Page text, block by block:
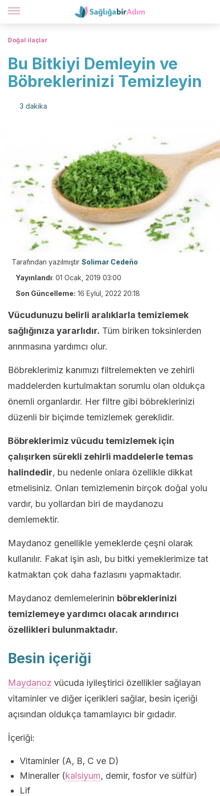
Doğal ilaçlar
Bu Bitkiyi Demleyin ve
Böbreklerinizi Temizleyin
3 dakika
Tarafından yazılmıştır Solimar Cedeño
Yayınlandı: 01 Ocak, 2019 03:00
Son Güncelleme: 16 Eylül, 2022 20:18
Vücudunuzu belirli aralıklarla temizlemek
sağlığınıza yararlıdır. Tüm biriken toksinlerden
arınmasına yardımcı olur.
Böbreklerimiz kanımızı filtrelemekten ve zehirli
maddelerden kurtulmaktan sorumlu olan oldukça
önemli organlardır. Her filtre gibi böbreklerinizi
düzenli bir biçimde temizlemek gereklidir.
Böbreklerimiz vücudu temizlemek için
çalışırken sürekli zehirli maddelerle temas
halindedir, bu nedenle onlara özellikle dikkat
etmelisiniz. Onları temizlemenin birçok doğal yolu
vardır, bu yollardan biri de maydanozu
demlemektir.
Maydanoz genellikle yemeklerde çeşni olarak
kullanılır. Fakat işin aslı, bu bitki yemeklerimize tat
katmaktan çok daha fazlasını yapmaktadır.
Maydanoz demlemelerinin böbreklerinizi
temizlemeye yardımcı olacak arındırıcı
özellikleri bulunmaktadır.
Besin içeriği
Maydanoz vücuda iyileştirici özellikler sağlayan
vitaminler ve diğer içerikleri sağlar, besin içeriği
açısından oldukça tamamlayıcı bir gıdadır.
İçeriği:
Vitaminler (A, B, C ve D)
Mineraller (kalsiyum, demir, fosfor ve sülfür)
Lif